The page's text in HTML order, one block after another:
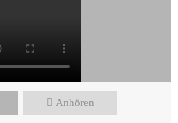
Anhören